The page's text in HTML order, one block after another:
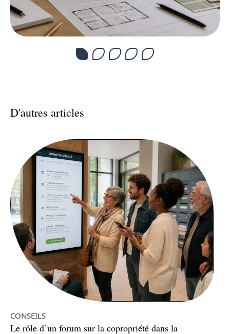
D'autres articles
CONSEILS
Le rôle d’un forum sur la copropriété dans la